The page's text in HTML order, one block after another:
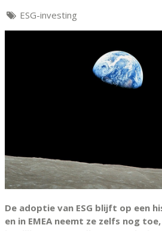
ESG-investing
De adoptie van ESG blijft op een
en in EMEA neemt ze zelfs nog